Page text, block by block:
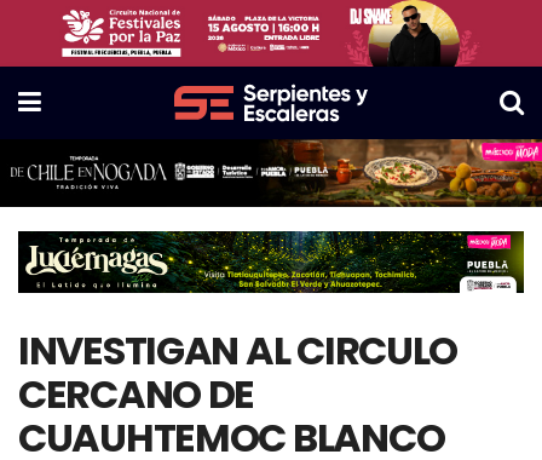
INVESTIGAN AL CIRCULO
CERCANO DE
CUAUHTEMOC BLANCO